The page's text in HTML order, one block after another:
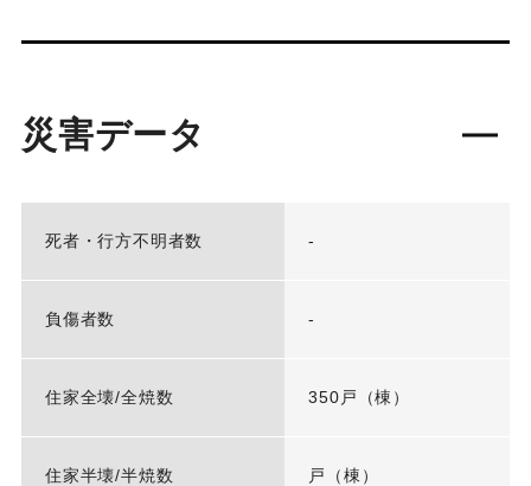
災害データ
死者・行方不明者数 -
負傷者数 -
住家全壊/全焼数 350戸（棟）
住家半壊/半焼数 戸（棟）